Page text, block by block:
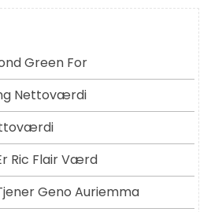
Green For
Nettoværdi
Ric Flair Værd
Geno Auriemma